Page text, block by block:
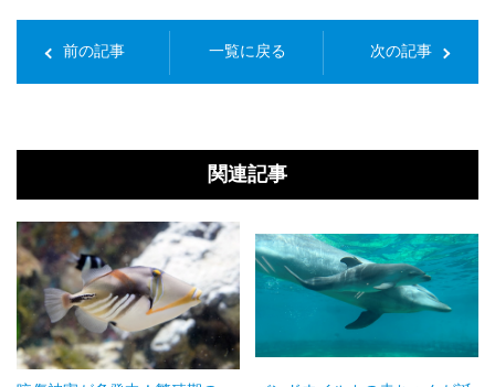
前の記事 一覧に戻る 次の記事
関連記事